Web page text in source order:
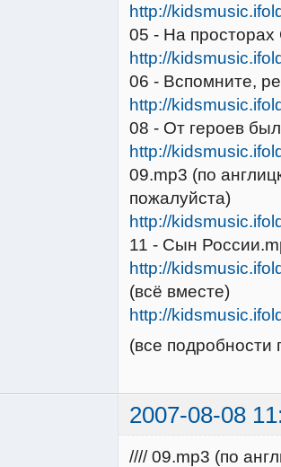
http://
05 - На
http://
06 - Вспомните,
http://
08 - От героев
http://
09.mp3 (по
пожалуйста)
http://
11 - Сын
http://
(всё вместе)
http://
(все подробности
2007-08-08
//// 09.mp3 (по